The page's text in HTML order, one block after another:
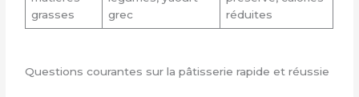
grasses
grec
réduites
Questions courantes sur la pâtisserie rapide et réussie